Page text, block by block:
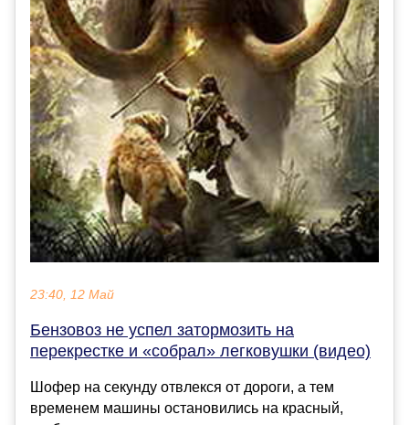
23:40, 12 Май
Бензовоз не успел затормозить на
перекрестке и «собрал» легковушки (видео)
Шофер на секунду отвлекся от дороги, а тем
временем машины остановились на красный,